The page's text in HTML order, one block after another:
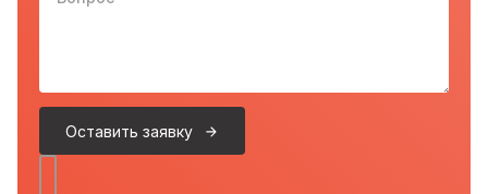
Оставить заявку